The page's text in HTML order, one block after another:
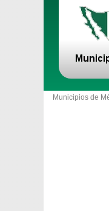
Municipios de